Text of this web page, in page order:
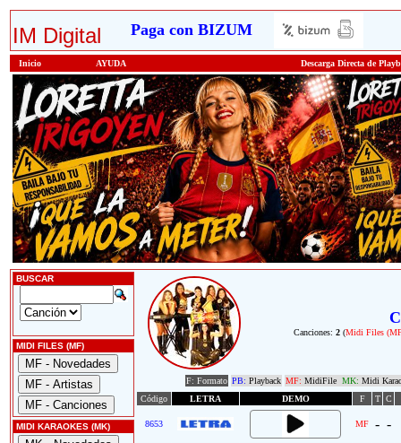
IM Digital Paga con BIZUM
Inicio AYUDA Descarga Directa de
BUSCAR
MIDI FILES (MF)
MIDI KARAOKES (MK)
Canciones: 2 (Midi Files
F: Formato PB: Playback MF: MidiFile MK: Midi
Código
LETRA DEMO F T C
8653 MF - -